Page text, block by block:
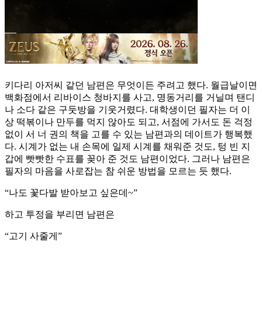
키다리 아저씨 같던 남편은 무엇이든 주려고 했다. 월급날이면
백화점에서 리바이스 청바지를 사고, 명동거리를 거닐며 탠디
나 소다 같은 구둣방을 기웃거렸다. 대학생이던 필자는 더 이
상 떡볶이나 만두를 먹지 않아도 되고, 서점에 가서도 돈 걱정
없이 서 너 권의 책을 고를 수 있는 남편과의 데이트가 행복했
다. 시계가 없는 내 손목에 일제 시계를 채워준 것도, 텅 빈 지
갑에 빳빳한 수표를 꽂아 준 것도 남편이었다. 그러나 남편은
필자의 마음을 사로잡는 참 쉬운 방법을 모르는 듯 했다.
“나도 꽃다발 받아보고 싶은데~”
하고 투정을 부리면 남편은
“고기 사줄게”